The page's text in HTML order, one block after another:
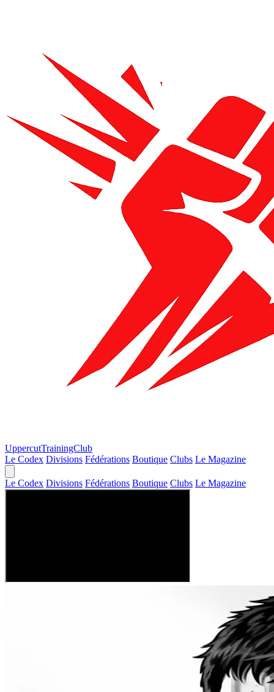
UppercutTrainingClub
Le Codex Divisions Fédérations Boutique Clubs Le Magazine
Le Codex Divisions Fédérations Boutique Clubs Le Magazine